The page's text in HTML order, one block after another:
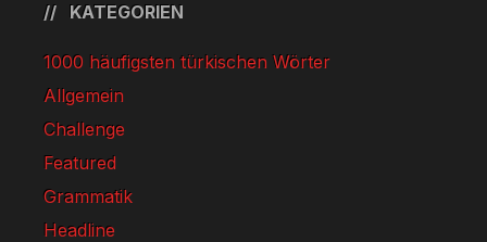
KATEGORIEN
1000 häufigsten türkischen Wörter
Allgemein
Challenge
Featured
Grammatik
Headline